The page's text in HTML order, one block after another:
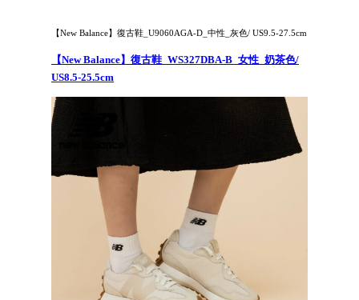
【New Balance】復古鞋_U9060AGA-D_中性_灰色/ US9.5-27.5cm
【New Balance】復古鞋_WS327DBA-B_女性_奶茶色/
US8.5-25.5cm